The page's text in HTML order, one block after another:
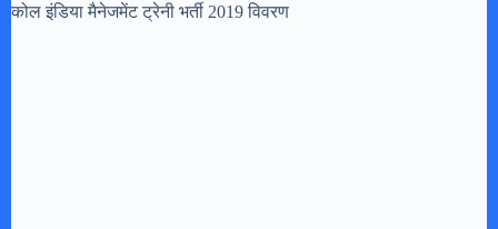
कोल इंडिया मैनेजमेंट ट्रेनी भर्ती 2019 विवरण